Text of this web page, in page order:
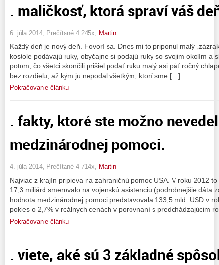
. maličkosť, ktorá spraví váš
6. júla 2014, Prečítané 4 245x, Martin
Každý deň je nový deň. Hovorí sa. Dnes mi to priponul malý
kostole podávajú ruky, obyčajne si podajú ruky so svojim okolím a
potom, čo všetci skončili prišiel podať ruku malý asi päť ročný
bez rozdielu, až kým ju nepodal všetkým, ktorí sme […]
Pokračovanie článku
. fakty, ktoré ste možno
medzinárodnej pomoci.
4. júla 2014, Prečítané 4 714x, Martin
Najviac z krajín pripieva na zahraničnú pomoc USA. V roku 2012
17,3 miliárd smerovalo na vojenskú asistenciu (podrobnejšie dáta
hodnota medzinárodnej pomoci predstavovala 133,5 mld. USD v
pokles o 2,7% v reálnych cenách v porovnaní s predchádzajúcim
Pokračovanie článku
. viete, aké sú 3 základné